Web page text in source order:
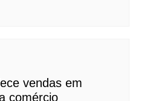
vendas em
comércio